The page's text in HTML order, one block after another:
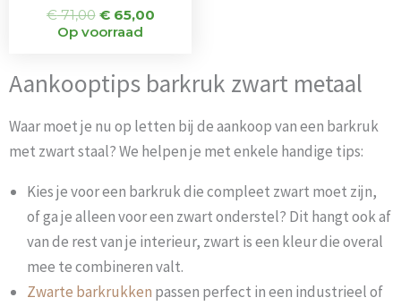
€71,00 €65,00
Op voorraad
Aankooptips barkruk zwart metaal
Waar moet je nu op letten bij de aankoop van een barkruk
met zwart staal? We helpen je met enkele handige tips:
Kies je voor een barkruk die compleet zwart moet zijn,
of ga je alleen voor een zwart onderstel? Dit hangt ook af
van de rest van je interieur, zwart is een kleur die overal
mee te combineren valt.
Zwarte barkrukken passen perfect in een industrieel of